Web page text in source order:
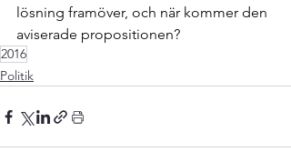
lösning framöver, och när kommer den
aviserade propositionen?
2016
Politik